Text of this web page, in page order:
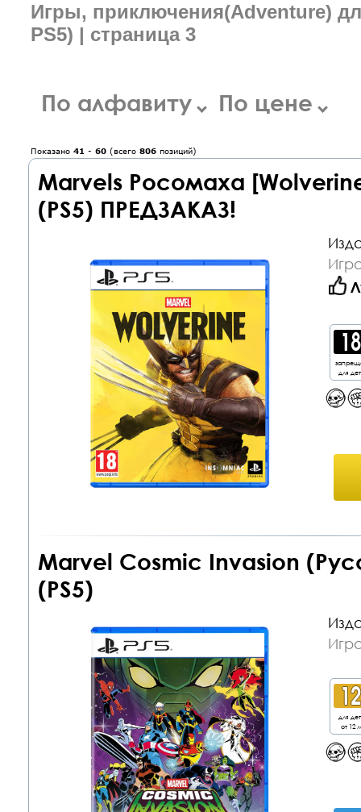
Игры, приключения(Adventure)
PS5) | страница 3
По алфавиту По цене
Показано 41 - 60 (всего 806 позиций)
Marvels Росомаха
(PS5) ПРЕДЗАКАЗ!
для
Marvel Cosmic Invasion
(PS5)
для
от 12